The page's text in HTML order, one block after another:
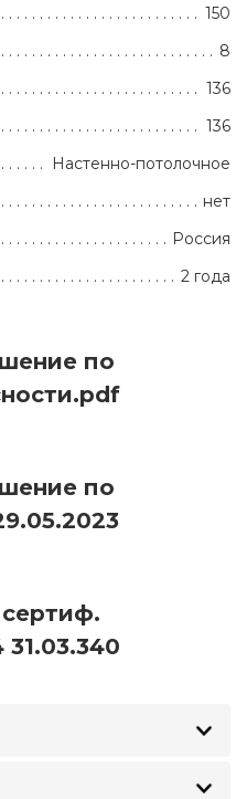
150
8
136
136
Настенно-потолочное
нет
Россия
2 года
по
по